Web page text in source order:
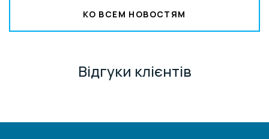
КО ВСЕМ НОВОСТЯМ
Відгуки клієнтів